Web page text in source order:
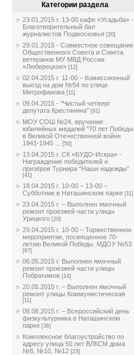
Категории раздела
23.01.2015 г. 13-00 кафе «Усадьба» -
Благотворительный бал
журналистов Подмосковья [20]
29.01.2015 - Совместное совещание
Общественного Совета и Совета
ветеранов МУ МВД России
«Люберецкое» [12]
02.04.2015 г. 11-00 – Комиссионный
выезд на дом №54 по улице
Митрофанова [11]
09.04.2015 - "Чистый четверг
депутата Крестинина" [91]
МОУ СОШ №24, вручение
юбилейных медалей "70 лет Победы
в Великой Отечественной войне
1941-1945 ...
[50]
13.04.2015 г. СК «БУДО-Искра» -
Награждение победителей и
призёров Турнира “Наши надежды”
[41]
18.04.2015 г. 10-00 – 13-00 –
Субботник в Наташинском парке [11]
23.04.2015 г. – Выполнен ямочный
ремонт проезжей части улицы
Урицкого [20]
29.04.2015 г. 10-00 – Торжественное
мероприятие, посвященное 70-
летию Великой Победы. МДОУ №53
[67]
06.05.2015 г. Выполнен ямочный
ремонт проезжей части улицы
Побратимов [14]
20.05.2015 г. – Выполнен ямочный
ремонт улицы Коммунистическая
[11]
08.08.2015 г. – Всероссийский день
физкультурника в Наташинском
парке [36]
Комплексное благоустройство по
адресу улица 50 лет ВЛКСМ дома
№8, №10, №12 [23]